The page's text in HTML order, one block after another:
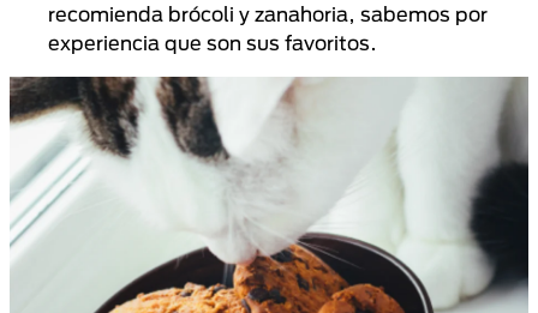
recomienda brócoli y zanahoria, sabemos por
experiencia que son sus favoritos.